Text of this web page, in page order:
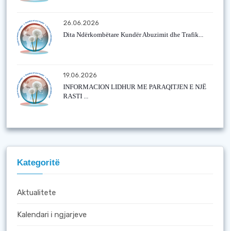
26.06.2026
Dita Ndërkombëtare Kundër Abuzimit dhe Trafik...
19.06.2026
INFORMACION LIDHUR ME PARAQITJEN E NJË
RASTI ...
Kategoritë
Aktualitete
Kalendari i ngjarjeve